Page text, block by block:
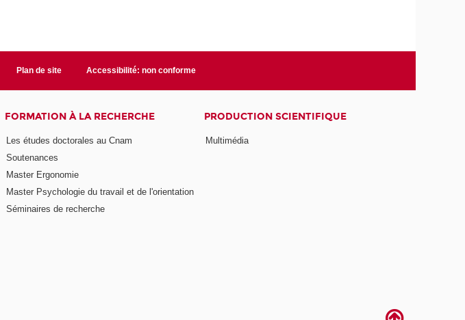
Plan de site Accessibilité: non conforme
FORMATION À LA RECHERCHE
Les études doctorales au Cnam
Soutenances
Master Ergonomie
Master Psychologie du travail et de l'orientation
Séminaires de recherche
PRODUCTION SCIENTIFIQUE
Multimédia